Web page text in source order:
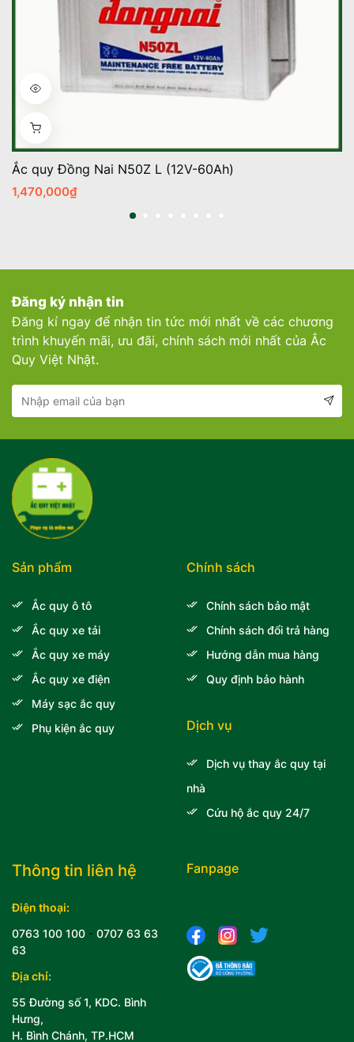
Ắc quy Đồng Nai N50Z L (12V-60Ah)
1,470,000₫
Đăng ký nhận tin
Đăng kí ngay để nhận tin tức mới nhất về các chương
trình khuyến mãi, ưu đãi, chính sách mới nhất của Ắc
Quy Việt Nhật.
Thông tin liên hệ
Điện thoại:
0763 100 100 - 0707 63 63
63
Địa chỉ:
55 Đường số 1, KDC. Bình
Hưng,
H. Bình Chánh, TP.HCM
Sản phẩm
Ắc quy ô tô
Ắc quy xe tải
Ắc quy xe máy
Ắc quy xe điện
Máy sạc ắc quy
Phụ kiện ắc quy
Chính sách
Chính sách bảo mật
Chính sách đổi trả hàng
Hướng dẫn mua hàng
Quy định bảo hành
Dịch vụ
Dịch vụ thay ắc quy tại
nhà
Cứu hộ ắc quy 24/7
Fanpage